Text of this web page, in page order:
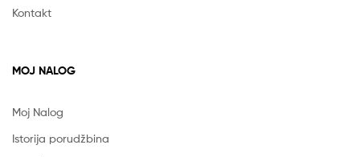
Kontakt
MOJ NALOG
Moj Nalog
Istorija porudžbina